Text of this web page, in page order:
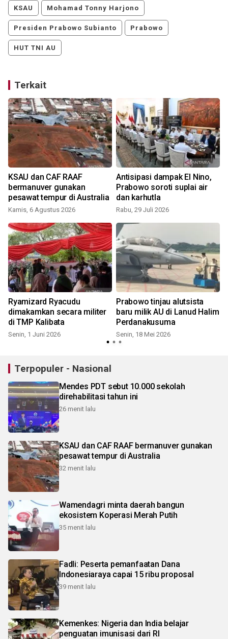
KSAU Mohamad Tonny Harjono
Presiden Prabowo Subianto Prabowo
HUT TNI AU
Terkait
KSAU dan CAF RAAF
bermanuver gunakan
pesawat tempur di Australia
Kamis, 6 Agustus 2026
Antisipasi dampak El Nino,
Prabowo soroti suplai air
dan karhutla
Rabu, 29 Juli 2026
Ryamizard Ryacudu
dimakamkan secara militer
di TMP Kalibata
Senin, 1 Juni 2026
Prabowo tinjau alutsista
baru milik AU di Lanud Halim
Perdanakusuma
Senin, 18 Mei 2026
Terpopuler - Nasional
Mendes PDT sebut 10.000 sekolah
direhabilitasi tahun ini
26 menit lalu
KSAU dan CAF RAAF bermanuver gunakan
pesawat tempur di Australia
32 menit lalu
Wamendagri minta daerah bangun
ekosistem Koperasi Merah Putih
35 menit lalu
Fadli: Peserta pemanfaatan Dana
Indonesiaraya capai 15 ribu proposal
39 menit lalu
Kemenkes: Nigeria dan India belajar
penguatan imunisasi dari RI